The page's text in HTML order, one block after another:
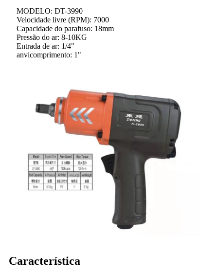
MODELO: DT-3990
Velocidade livre (RPM): 7000
Capacidade do parafuso: 18mm
Pressão do ar: 8-10KG
Entrada de ar: 1/4"
anvicomprimento: 1"
Característica